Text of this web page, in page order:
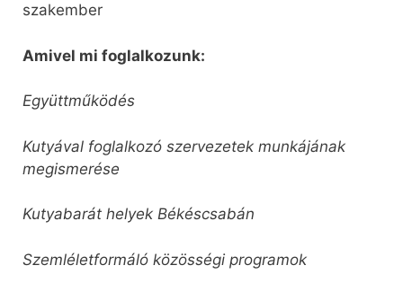
szakember
Amivel mi foglalkozunk:
Együttműködés
Kutyával foglalkozó szervezetek munkájának
megismerése
Kutyabarát helyek Békéscsabán
Szemléletformáló közösségi programok